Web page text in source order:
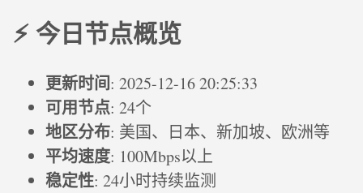
⚡ 今日节点概览
更新时间: 2025-12-16 20:25:33
可用节点: 24个
地区分布: 美国、日本、新加坡、欧洲等
平均速度: 100Mbps以上
稳定性: 24小时持续监测